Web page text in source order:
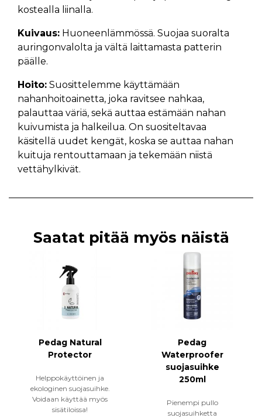
kostealla liinalla.
Kuivaus: Huoneenlämmössä. Suojaa suoralta
auringonvalolta ja vältä laittamasta patterin
päälle.
Hoito: Suosittelemme käyttämään
nahanhoitoainetta, joka ravitsee nahkaa,
palauttaa väriä, sekä auttaa estämään nahan
kuivumista ja halkeilua. On suositeltavaa
käsitellä uudet kengät, koska se auttaa nahan
kuituja rentouttamaan ja tekemään niistä
vettähylkivät.
Saatat pitää myös näistä
Pedag Natural
Protector
Helppokäyttöinen ja
ekologinen suojasuihke.
Voidaan käyttää myös
sisätiloissa!
Pedag
Waterproofer
suojasuihke
250ml
Pienempi pullo
suojasuihketta